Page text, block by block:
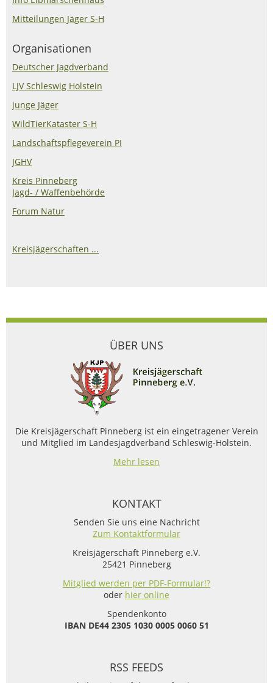
Mitteilungen Jäger S-H
Organisationen
Deutscher Jagdverband
LJV Schleswig Holstein
junge Jäger
WildTierKataster S-H
Landschaftspflegeverein PI
JGHV
Kreis Pinneberg
Jagd- / Waffenbehörde
Forum Natur
Kreisjägerschaften ...
ÜBER UNS
Die Kreisjägerschaft Pinneberg ist ein eingetragener Verein
und Mitglied im Landesjagdverband Schleswig-Holstein.
Mehr lesen
KONTAKT
Senden Sie uns eine Nachricht
Zum Kontaktformular
Kreisjägerschaft Pinneberg e.V.
25421 Pinneberg
Mitglied werden per PDF-Formular!?
oder hier online
Spendenkonto
IBAN DE44 2305 1030 0005 0060 51
RSS FEEDS